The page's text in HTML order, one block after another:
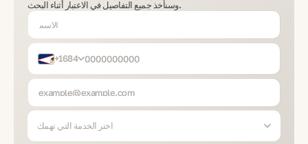
وسنأخذ جميع التفاصيل في الاعتبار أثناء البحث.
+1684
اختر الخدمة التي تهمك